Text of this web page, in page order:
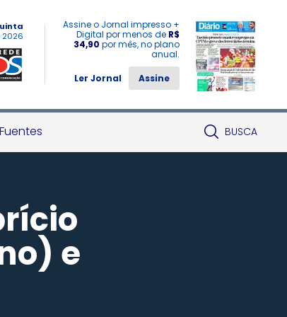
Assine o Jornal impresso +
Digital por menos de R$
34,90 por mês, no plano
anual.
Ler Jornal
Assine
BUSCA
e